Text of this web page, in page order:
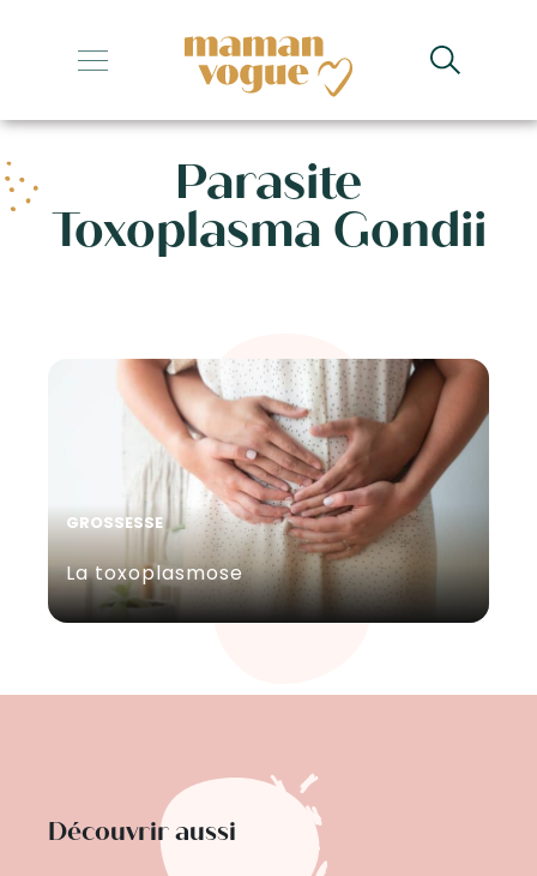
+
+
+
+
Parasite
Toxoplasma Gondii
GROSSESSE
La toxoplasmose
Découvrir aussi